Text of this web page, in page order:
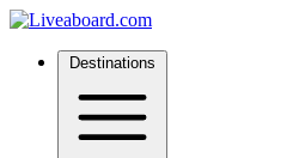
Destinations